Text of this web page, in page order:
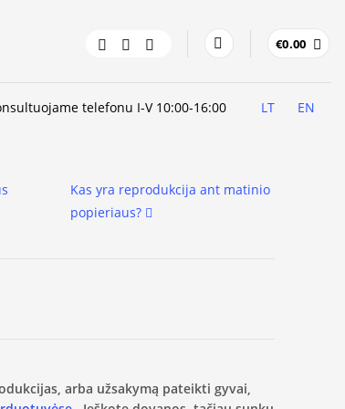
€0.00
telefonu I-V 10:00-16:00 LT EN
Kas yra reprodukcija ant matinio
popieriaus?
arba užsakymą pateikti gyvai,